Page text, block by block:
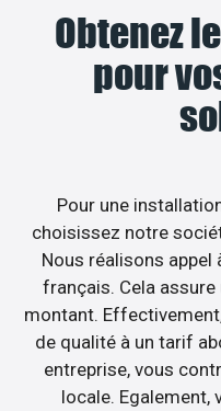
Obtenez
pour
Pour une
choisissez notre
Nous réalisons
français. Cela
montant.
de qualité à un tarif
entreprise, vous
locale. Egalement,